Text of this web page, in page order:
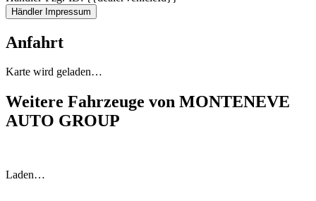
Händler Impressum
Anfahrt
Karte wird geladen…
Weitere Fahrzeuge von MONTENEVE
AUTO GROUP
Laden…